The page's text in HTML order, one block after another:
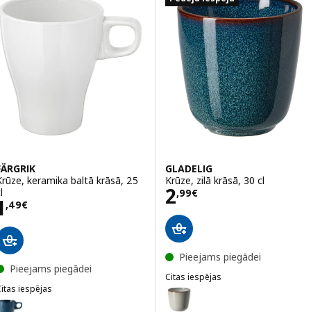
keramika baltā krāsā, 25
,49€ 1,49€
Pieejams piegādei
iespējas
FÄRGRIK, Krūze, tumši tirkīzzilā krāsā, 25 cl
GLADELIG
Krūze, zilā krāsā, 30 cl
2,99€
Cena 2,99€
Pieejams piegādei
Citas iespējas
GLADELIG
Variants: GLADELIG, Krūze,